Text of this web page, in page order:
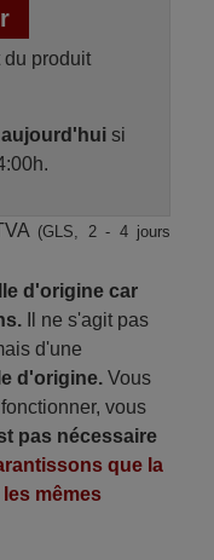
du produit
si
(GLS, 2 - 4 jours
d'origine car
Il ne s'agit pas
d'une
d'origine.Vous
vous
pas nécessaire
que la
mêmes